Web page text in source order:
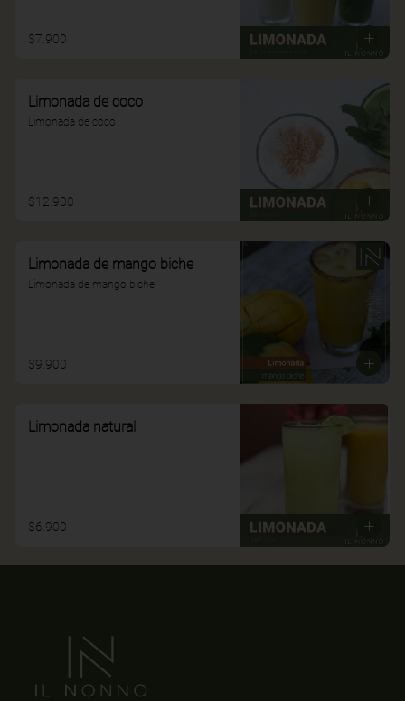
$7.900
Limonada de coco
Limonada de coco
$12.900
Limonada de mango biche
Limonada de mango biche
$9.900
Limonada natural
$6.900